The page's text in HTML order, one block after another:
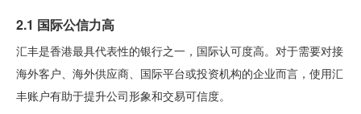
2.1 国际公信力高
汇丰是香港最具代表性的银行之一，国际认可度高。对于需要对接
海外客户、海外供应商、国际平台或投资机构的企业而言，使用汇
丰账户有助于提升公司形象和交易可信度。